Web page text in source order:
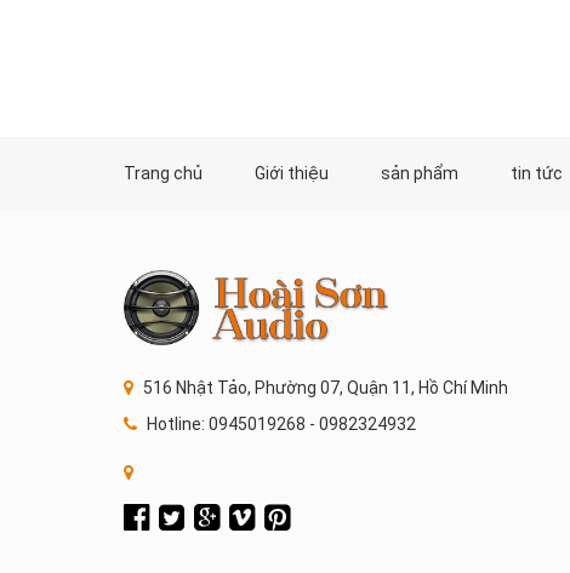
Trang chủ Giới thiệu sản phẩm tin tức
516 Nhật Tảo, Phường 07, Quận 11, Hồ Chí Minh
Hotline: 0945019268 - 0982324932